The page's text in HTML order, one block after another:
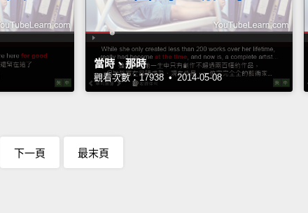
當時、那時
觀看次數：17938 • 2014-05-08
下一頁 最末頁